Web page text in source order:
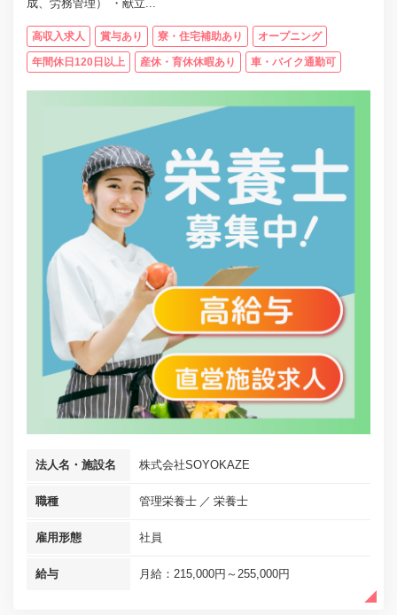
成、労務管理） ・献立...
高収入求人 賞与あり 寮・住宅補助あり オープニング
年間休日120日以上 産休・育休休暇あり 車・バイク通勤可
法人名・施設名 株式会社SOYOKAZE
職種 管理栄養士 栄養士
雇用形態 社員
給与 月給：215,000円～255,000円